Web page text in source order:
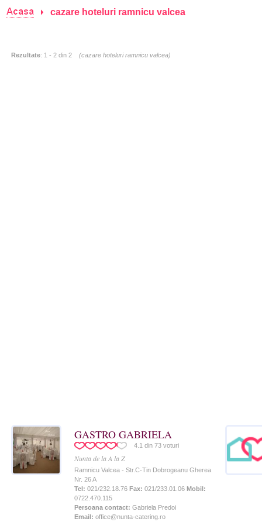
cazare hoteluri ramnicu valcea
Rezultate: 1 - 2 din 2 (cazare hoteluri ramnicu valcea)
GASTRO GABRIELA
4.1 din 73voturi
Nunta de la A la Z
Ramnicu Valcea - Str.C-Tin Dobrogeanu Gherea
Nr. 26 A
Tel: 021/232.18.76 Fax: 021/233.01.06 Mobil:
0722.470.115
Persoana contact: Gabriela Predoi
Email: office@nunta-catering.ro